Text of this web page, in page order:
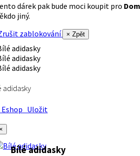
dárek pak bude moci koupit pro
jiný.
zablokování
× Zpět
adidasky
Uložit
Bílé adidasky